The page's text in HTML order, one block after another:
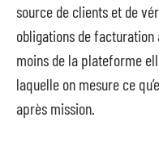
source de clients et de
obligations de
moins de la plateforme
laquelle on mesure ce
après mission.